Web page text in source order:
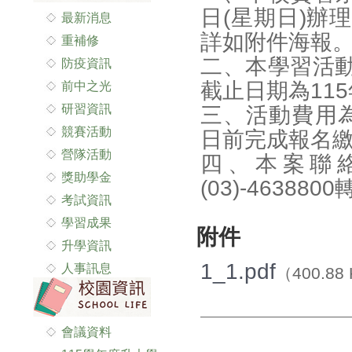
最新消息
重補修
防疫資訊
前中之光
研習資訊
競賽活動
營隊活動
獎助學金
考試資訊
學習成果
升學資訊
人事訊息
會議資料
日(星期日)辦
詳如附件海報
二、本學習活
截止日期為
三、活動費用
日前完成報名
四、本案聯
(03)-4638800
附件
1_1.pdf （400.88